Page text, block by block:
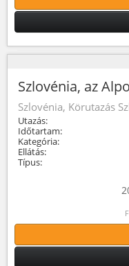
Szlovénia, az
Szlovénia, Körutazás
Utazás:
Időtartam:
Kategória:
Ellátás:
Típus: